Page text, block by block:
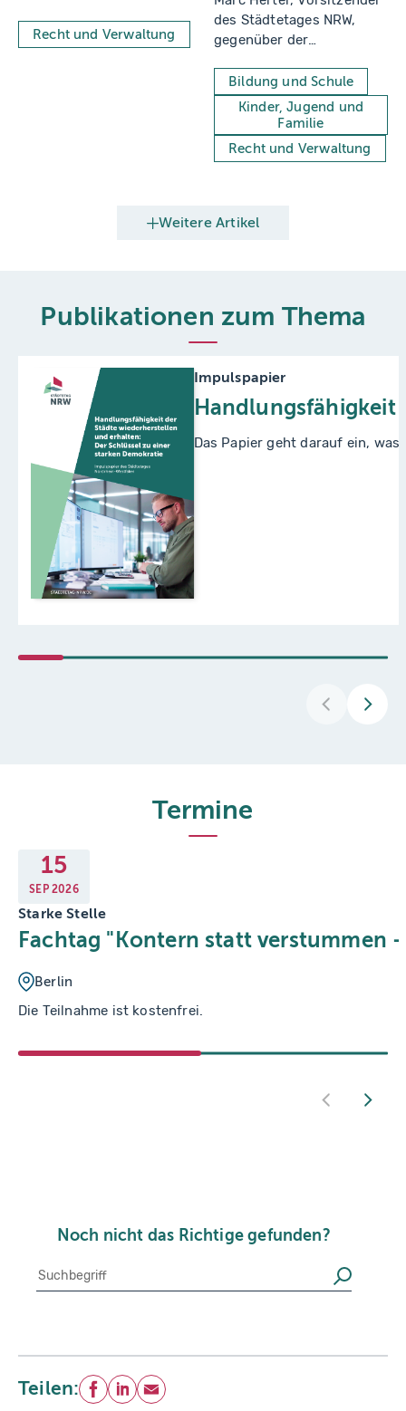
Recht und Verwaltung
des Städtetages NRW,
gegenüber der
Allgemeinen Zeitung
(WAZ)
Bildung und Schule
Kinder, Jugend und
Familie
Recht und Verwaltung
Weitere Artikel
Publikationen zum Thema
Impulspapier
Handlungsfähigkeit
Das Papier geht darauf ein,
Termine
15
SEP 2026
Starke Stelle
Fachtag "Kontern statt verstummen
Berlin
Die Teilnahme ist kostenfrei.
Noch nicht das Richtige gefunden?
Suche Suchen
Teilen: Facebook
LinkedIn
E-Mail